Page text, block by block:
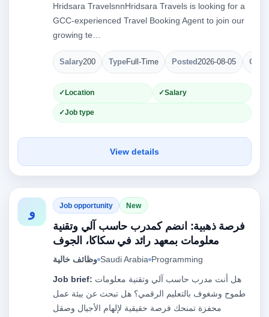
Hridsara TravelsnnHridsara Travels is looking for a
GCC-experienced Travel Booking Agent to join our
growing te…
Salary200 TypeFull-Time Posted2026-08-05
Location Salary
Job type
View details
و Job opportunity New
فرصة ذهبية: انضم كمدرب حاسب آلي وتقنية
معلومات بمعهد رائد في سكاكا، الجوف
وظائف خالية Saudi Arabia Programming
Job brief:
طموح وشغوف بالتعليم الرقمي؟ هل تبحث عن بيئة عمل
محفزة تمنحك فرصة حقيقية لإلهام الأجيال وصقل